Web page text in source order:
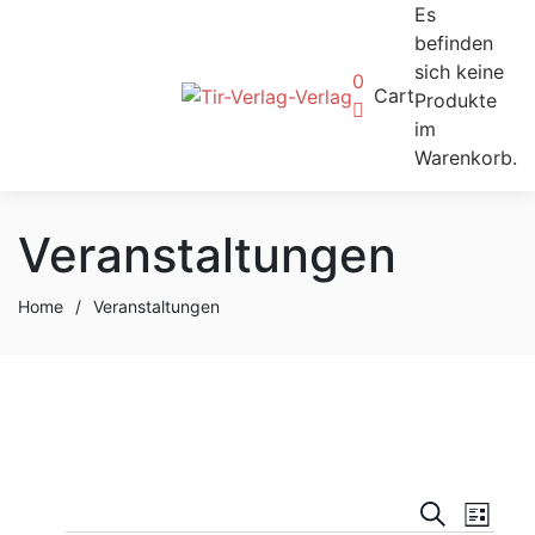
0
Cart
Es
befinden
sich keine
Produkte
im
Warenkorb.
Veranstaltungen
Home / Veranstaltungen
SucheListe